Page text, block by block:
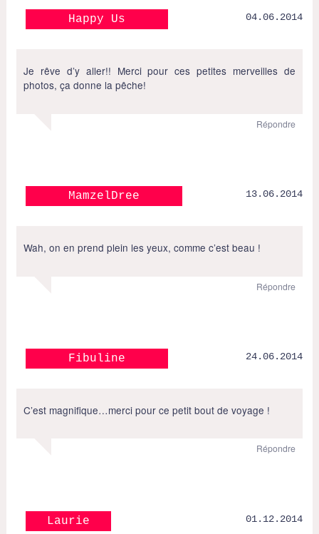
Happy Us 04.06.2014
Je rêve d’y aller!! Merci pour ces petites merveilles de
photos, ça donne la pêche!
Répondre
MamzelDree 13.06.2014
Wah, on en prend plein les yeux, comme c’est beau !
Répondre
Fibuline 24.06.2014
C’est magnifique…merci pour ce petit bout de voyage !
Répondre
Laurie 01.12.2014